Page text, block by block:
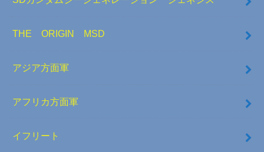
THE ORIGIN MSD
アジア方面軍
アフリカ方面軍
イフリート